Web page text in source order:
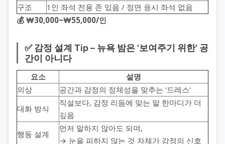
구조
1인 좌석 전용 존 있음 / 정면 응시 좌석 없음
💰 ₩30,000~₩55,000/인
✅ 감정 설계 Tip – 뉴욕 밤은 '보여주기 위한' 공
간이 아니다
요소
설명
의상
공간과 감정의 정체성을 맞추는 '드레스'
대화 방식
직설보다, 감정 리듬에 맞는 말 한마디가 더
깊음
행동 설계
먼저 말하지 않아도 되며,
→ 눈을 피하지 않는 것 자체가 감정의 신호